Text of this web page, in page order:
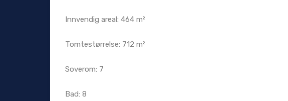
Innvendig areal: 464 m²
Tomtestørrelse: 712 m²
Soverom: 7
Bad: 8